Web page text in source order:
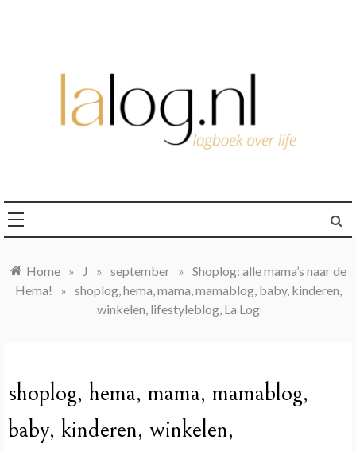
Home » J » september » Shoplog: alle mama’s naar de
Hema!
» shoplog, hema, mama, mamablog, baby, kinderen,
winkelen, lifestyleblog, La Log
shoplog, hema, mama, mamablog,
baby, kinderen, winkelen,